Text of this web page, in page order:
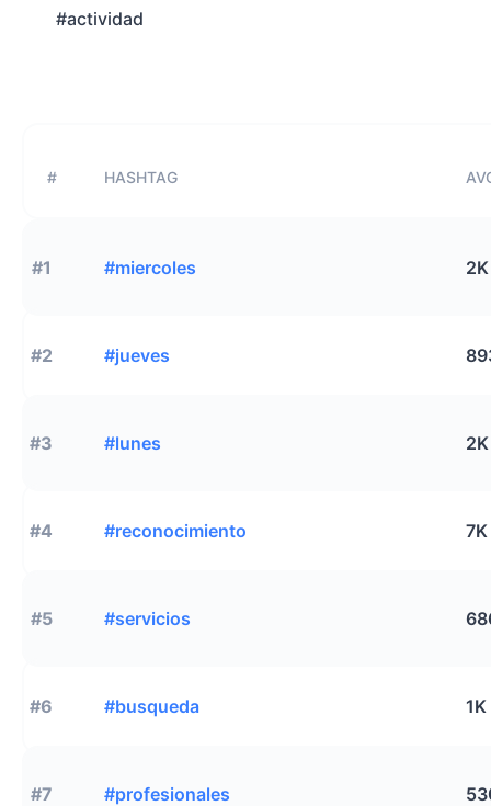
#actividad
# HASHTAG
#1 #miercoles 2K
#2 #jueves
#3 #lunes 2K
#4 #reconocimiento 7K
#5 #servicios
#6 #busqueda 1K
#7 #profesionales